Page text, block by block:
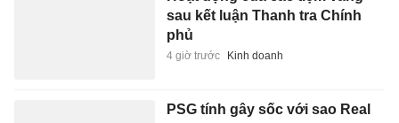
sau kết luận Thanh tra Chính
phủ
4 giờ trước Kinh doanh
PSG tính gây sốc với sao Real